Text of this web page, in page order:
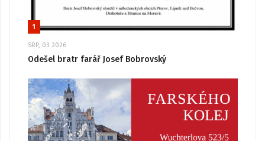
1
SRP, 03 2026
Odešel bratr farář Josef Bobrovský